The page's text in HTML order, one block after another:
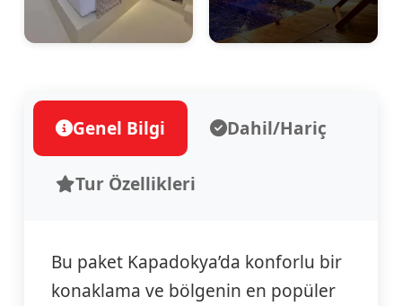
Genel Bilgi Dahil/Hariç
Tur Özellikleri
Bu paket Kapadokya’da konforlu bir
konaklama ve bölgenin en popüler